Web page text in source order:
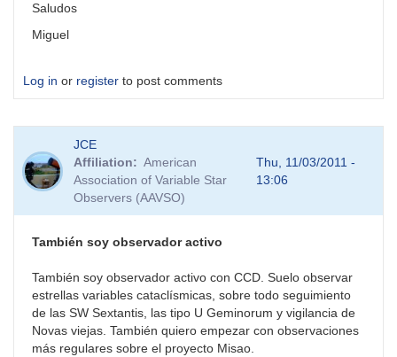
Saludos
Miguel
Log in or register to post comments
JCE
Affiliation
American
Association of Variable Star
Observers (AAVSO)
Thu, 11/03/2011 -
13:06
También soy observador activo
También soy observador activo con CCD. Suelo observar
estrellas variables cataclísmicas, sobre todo seguimiento
de las SW Sextantis, las tipo U Geminorum y vigilancia de
Novas viejas. También quiero empezar con observaciones
más regulares sobre el proyecto Misao.